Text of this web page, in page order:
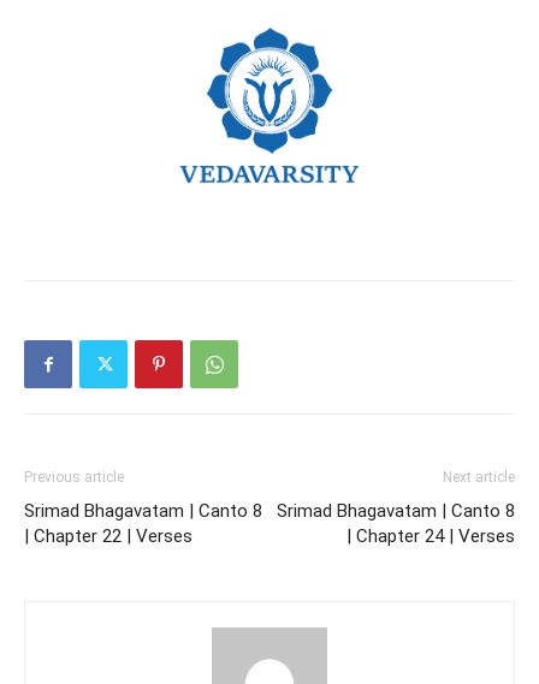
Previous article
Srimad Bhagavatam | Canto 8
| Chapter 22 | Verses
Next article
Srimad Bhagavatam | Canto 8
| Chapter 24 | Verses